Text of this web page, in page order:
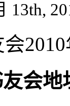
13th,
会地